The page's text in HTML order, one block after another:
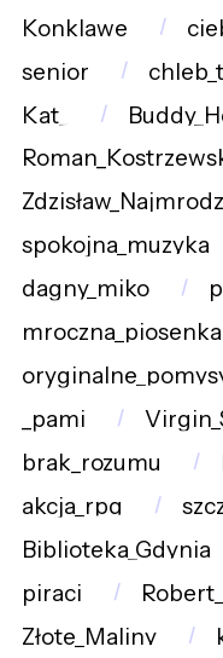
Konklawe
senior
Kat_
spokojna_muzyka
dagny_miko
mroczna_piosenka
_pami
brak_rozumu
akcja_rpg
Biblioteka_Gdynia
piraci
Złote_Maliny